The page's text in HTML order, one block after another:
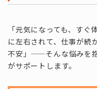
「元気になっても、す
に左右されて、仕事が続
不安」——そんな悩みを
がサポートします。